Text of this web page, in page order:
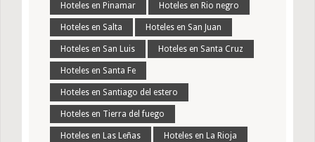
Hoteles en Pinamar Hoteles en Rio negro
Hoteles en Salta Hoteles en San Juan
Hoteles en San Luis Hoteles en Santa Cruz
Hoteles en Santa Fe
Hoteles en Santiago del estero
Hoteles en Tierra del fuego
Hoteles en Las Leñas Hoteles en La Rioja